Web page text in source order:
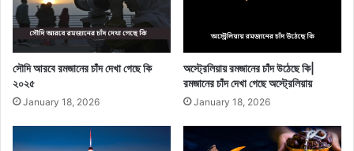
সৌদি আরবে রমজানের চাঁদ দেখা গেছে কি
২০২৫
January 18, 2026
অস্ট্রেলিয়ায় রমজানের চাঁদ উঠেছে কি|
রমজানের চাঁদ দেখা গেছে অস্ট্রেলিয়ায়
January 18, 2026